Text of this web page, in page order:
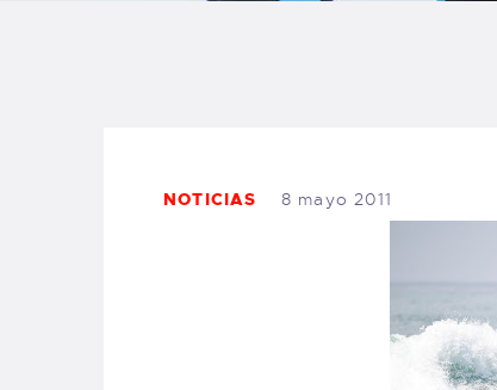
NOTICIAS 8 mayo 2011